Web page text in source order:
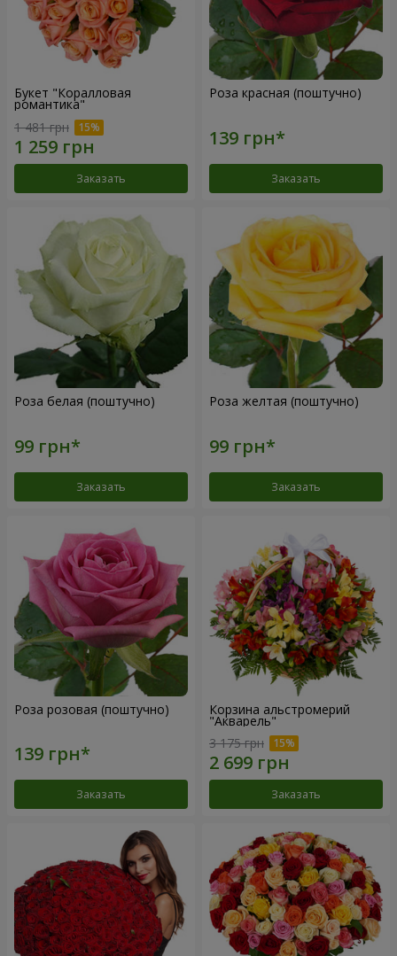
Букет "Коралловая
романтика"
1 481 грн
Заказать
Роза красная (поштучно)
Заказать
Роза белая (поштучно)
Заказать
Роза желтая (поштучно)
Заказать
Роза розовая (поштучно)
Заказать
Корзина альстромерий
"Акварель"
3 175 грн
Заказать